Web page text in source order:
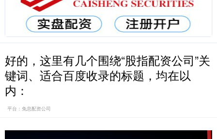
好的，这里有几个围绕“股指配资公司”关
键词、适合百度收录的标题，均在以
内：
平台：免息配资公司